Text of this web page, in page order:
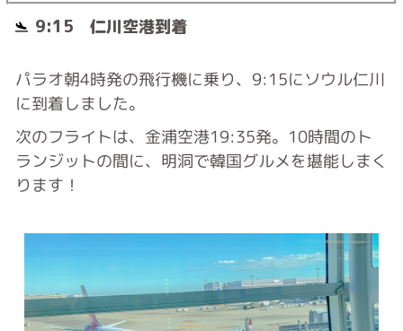
9:15 仁川空港到着
パラオ朝4時発の飛行機に乗り、9:15にソウル仁川
に到着しました。
次のフライトは、金浦空港19:35発。10時間のト
ランジットの間に、明洞で韓国グルメを堪能しまく
ります！